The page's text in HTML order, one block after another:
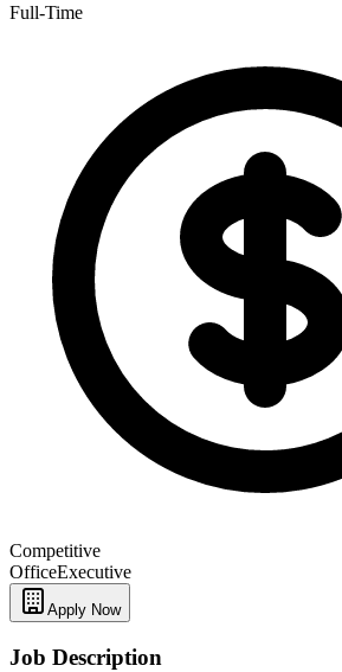
Full-Time
Competitive
OfficeExecutive
Apply Now
Job Description